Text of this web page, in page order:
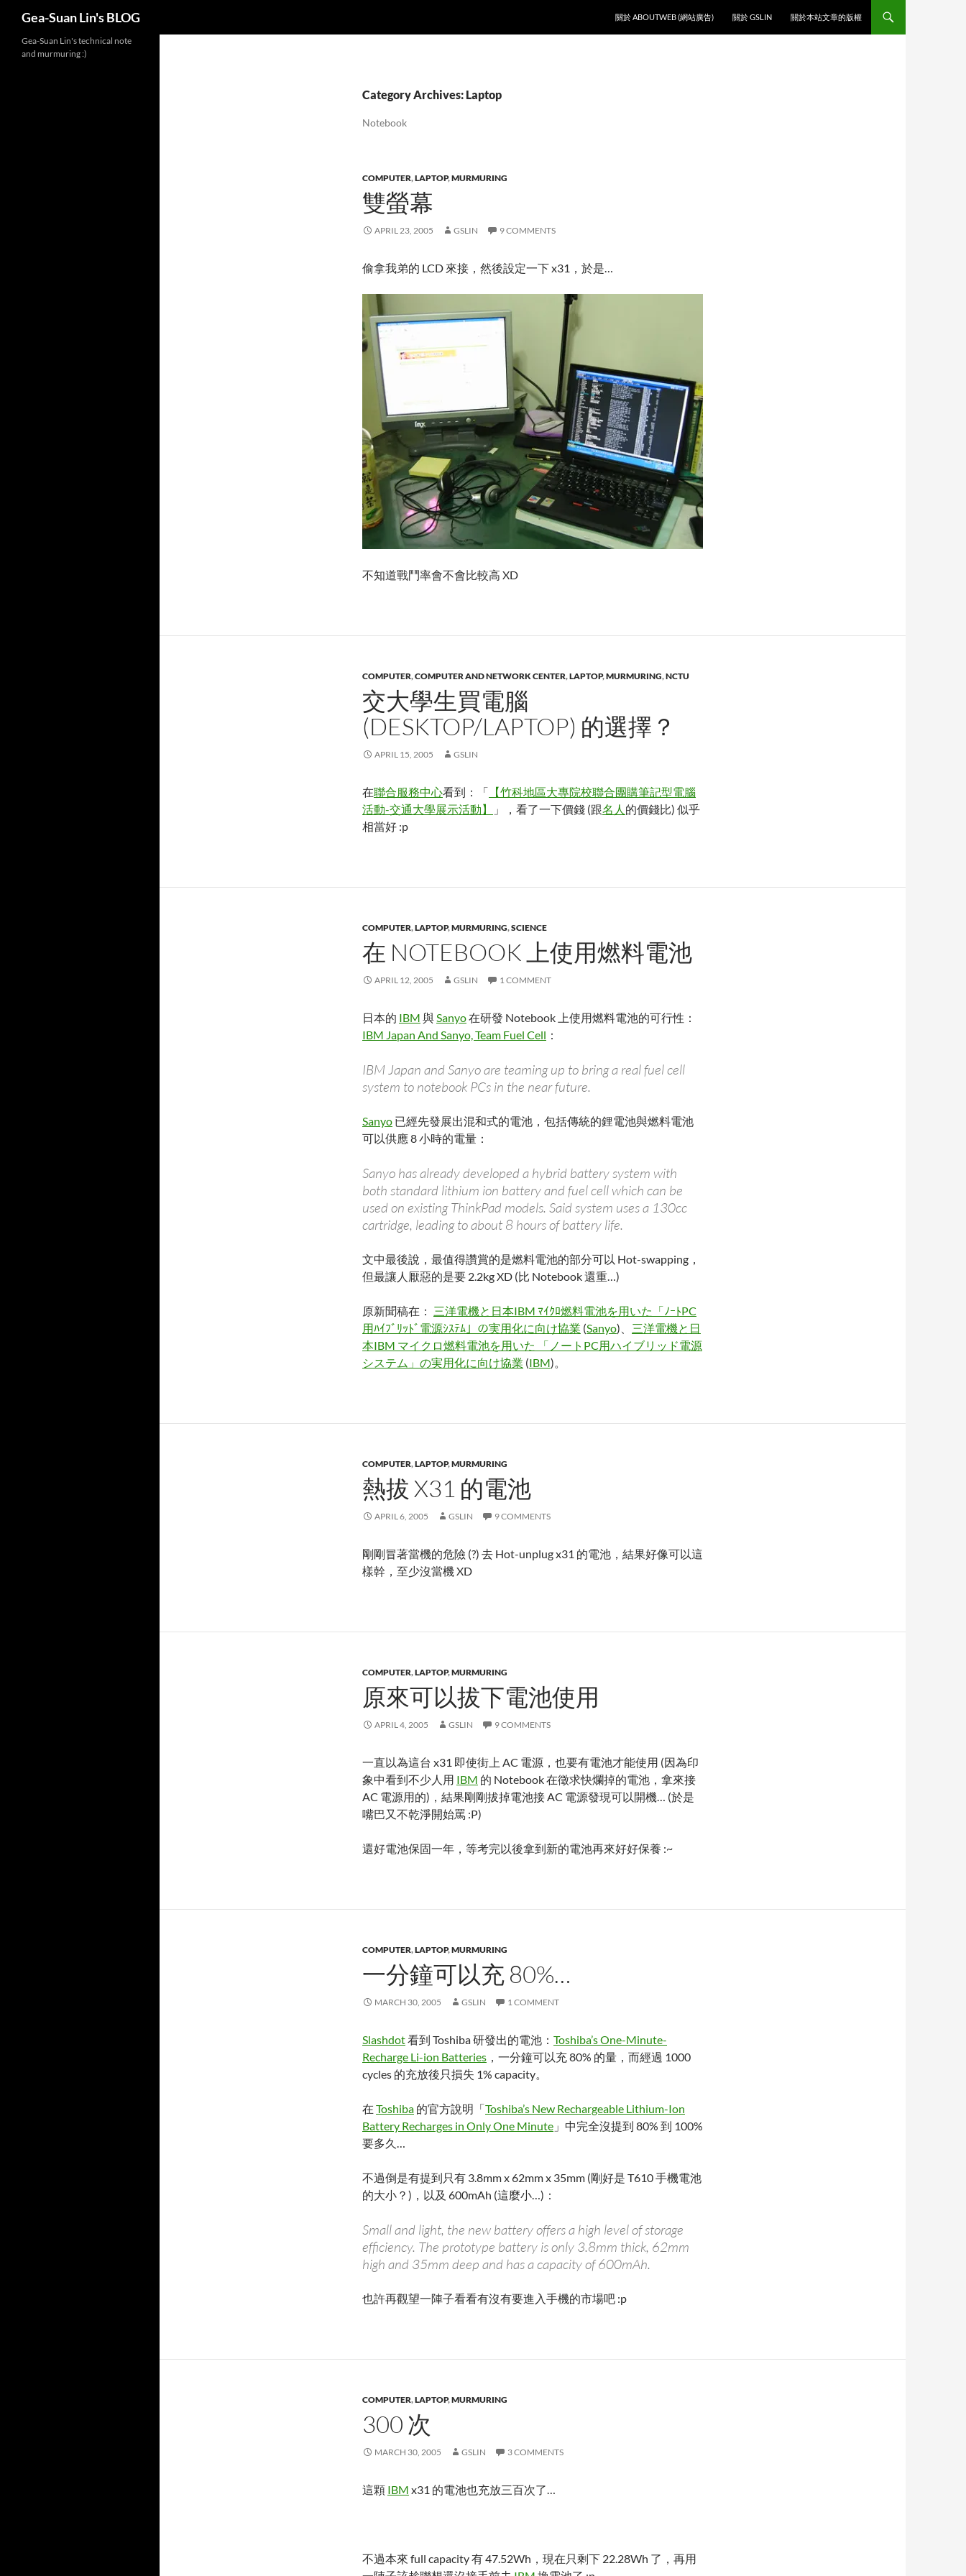
Gea-Suan Lin's BLOG
關於 ABOUTWEB (網站廣告)
關於 GSLIN 關於本站文章的版權
Category Archives: Laptop
Notebook
COMPUTER,LAPTOP,MURMURING
雙螢幕
APRIL 23, 2005 GSLIN 9 COMMENTS
偷拿我弟的 LCD 來接，然後設定一下 x31，於是…
不知道戰鬥率會不會比較高 XD
COMPUTER,COMPUTER AND NETWORK CENTER,LAPTOP,MURMURING,NCTU
交大學生買電腦
(DESKTOP/LAPTOP) 的選擇？
APRIL 15, 2005 GSLIN
在聯合服務中心看到：「 【竹科地區大專院校聯合團購筆記型電腦
活動-交通大學展示活動】
」，看了一下價錢 (跟名人 的價錢比) 似乎
相當好 :p
COMPUTER,LAPTOP,MURMURING,SCIENCE
在 NOTEBOOK 上使用燃料電池
APRIL 12, 2005 GSLIN 1 COMMENT
日本的 IBM 與Sanyo在研發 Notebook 上使用燃料電池的可行性：
IBM Japan And Sanyo, Team Fuel Cell ：
IBM Japan and Sanyo are teaming up to bring a real fuel cell
system to notebook PCs in the near future.
Sanyo 已經先發展出混和式的電池，包括傳統的鋰電池與燃料電池
可以供應 8 小時的電量：
Sanyo has already developed a hybrid battery system with
both standard lithium ion battery and fuel cell which can be
used on existing ThinkPad models. Said system uses a 130cc
cartridge, leading to about 8 hours of battery life.
文中最後說，最值得讚賞的是燃料電池的部分可以 Hot-swapping，
但最讓人厭惡的是要 2.2kg XD (比 Notebook 還重…)
原新聞稿在： 三洋電機と日本IBM ﾏｲｸﾛ燃料電池を用いた「ﾉｰﾄPC
用ﾊｲﾌﾞﾘｯﾄﾞ電源ｼｽﾃﾑ」の実用化に向け協業 (Sanyo)、 三洋電機と日
本IBM マイクロ燃料電池を用いた 「ノートPC用ハイブリッド電源
システム」の実用化に向け協業 (IBM)。
COMPUTER,LAPTOP,MURMURING
熱拔 X31 的電池
APRIL 6, 2005 GSLIN 9 COMMENTS
剛剛冒著當機的危險 (?) 去 Hot-unplug x31 的電池，結果好像可以這
樣幹，至少沒當機 XD
COMPUTER,LAPTOP,MURMURING
原來可以拔下電池使用
APRIL 4, 2005 GSLIN 9 COMMENTS
一直以為這台 x31 即使街上 AC 電源，也要有電池才能使用 (因為印
象中看到不少人用 IBM 的 Notebook 在徵求快爛掉的電池，拿來接
AC 電源用的)，結果剛剛拔掉電池接 AC 電源發現可以開機… (於是
嘴巴又不乾淨開始罵 :P)
還好電池保固一年，等考完以後拿到新的電池再來好好保養 :~
COMPUTER,LAPTOP,MURMURING
一分鐘可以充 80%…
MARCH 30, 2005 GSLIN 1 COMMENT
Slashdot看到 Toshiba 研發出的電池： Toshiba’s One-Minute-
Recharge Li-ion Batteries ，一分鐘可以充 80% 的量，而經過 1000
cycles 的充放後只損失 1% capacity。
在 Toshiba 的官方說明「Toshiba’s New Rechargeable Lithium-Ion
Battery Recharges in Only One Minute 」中完全沒提到 80% 到 100%
要多久…
不過倒是有提到只有 3.8mm x 62mm x 35mm (剛好是 T610 手機電池
的大小？)，以及 600mAh (這麼小…)：
Small and light, the new battery offers a high level of storage
efficiency. The prototype battery is only 3.8mm thick, 62mm
high and 35mm deep and has a capacity of 600mAh.
也許再觀望一陣子看看有沒有要進入手機的市場吧 :p
COMPUTER,LAPTOP,MURMURING
300 次
MARCH 30, 2005 GSLIN 3 COMMENTS
這顆 IBM x31 的電池也充放三百次了…
不過本來 full capacity 有 47.52Wh，現在只剩下 22.28Wh 了，再用
Gea-Suan Lin's technical note
and murmuring :)